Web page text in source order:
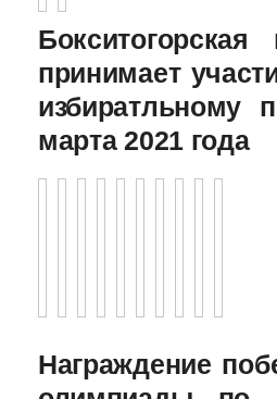
принимает
марта 2021 года
Награждение